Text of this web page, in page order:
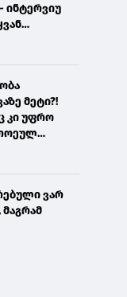
ინტერვიუ
მეტი?!
კი უფრო
ვარ
მაგრამ